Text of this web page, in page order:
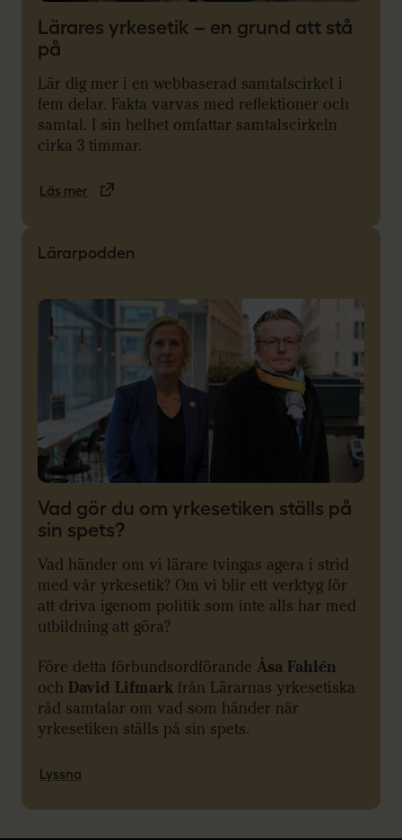
Lärares yrkesetik – en grund att stå
på
Lär dig mer i en webbaserad samtalscirkel i
fem delar. Fakta varvas med reflektioner och
samtal. I sin helhet omfattar samtalscirkeln
cirka 3 timmar.
Läs mer
Lärarpodden
Vad gör du om yrkesetiken ställs på
sin spets?
Vad händer om vi lärare tvingas agera i strid
med vår yrkesetik? Om vi blir ett verktyg för
att driva igenom politik som inte alls har med
utbildning att göra?
Före detta förbundsordförande Åsa Fahlén
och David Lifmark från Lärarnas yrkesetiska
råd samtalar om vad som händer när
yrkesetiken ställs på sin spets.
Lyssna